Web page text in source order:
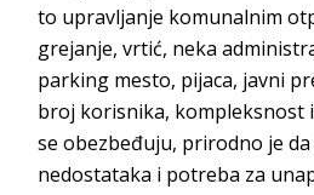
to upravljanje komunalnim
grejanje, vrtić, neka
parking mesto, pijaca, javni
broj korisnika, kompleksnost
se obezbeđuju, prirodno je
nedostataka i potreba za